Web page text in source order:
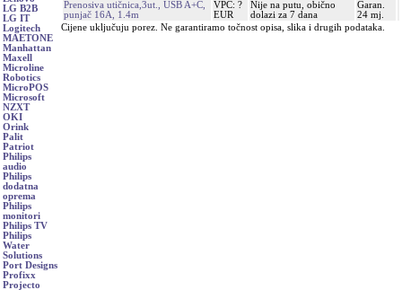
LG B2B
LG IT
Logitech
MAETONE
Manhattan
Maxell
Microline
Robotics
MicroPOS
Microsoft
NZXT
OKI
Orink
Palit
Patriot
Philips
audio
Philips
dodatna
oprema
Philips
monitori
Philips TV
Philips
Water
Solutions
Port Designs
Profixx
Projecto
Prenosiva utičnica,3ut., USB A+C,
punjač 16A, 1.4m
VPC: ?
EUR
Nije na putu, obično
dolazi za 7 dana
Garan.
24 mj.
Cijene uključuju porez. Ne garantiramo točnost opisa, slika i drugih podataka.